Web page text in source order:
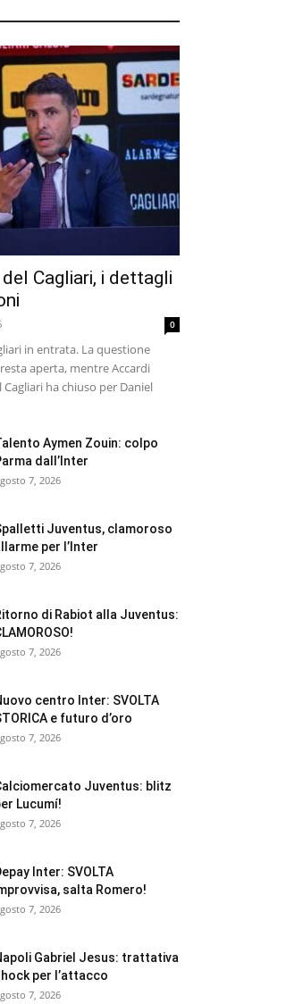
Cagliari, i dettagli
0
in entrata. La questione
aperta, mentre Accardi
ha chiuso per Daniel
Aymen Zouin: colpo
dall’Inter
7, 2026
Juventus, clamoroso
per l’Inter
7, 2026
di Rabiot alla Juventus:
7, 2026
centro Inter: SVOLTA
e futuro d’oro
7, 2026
Juventus: blitz
Lucumí!
7, 2026
Inter: SVOLTA
salta Romero!
7, 2026
Gabriel Jesus: trattativa
per l’attacco
7, 2026